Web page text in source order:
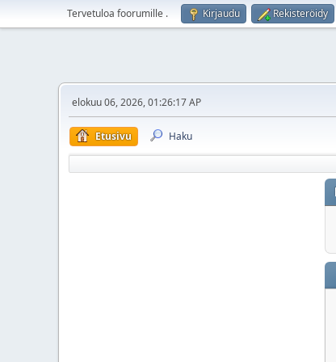
Tervetuloa foorumille . Kirjaudu Rekisteröidy
elokuu 06, 2026, 01:26:17 AP
Etusivu Haku